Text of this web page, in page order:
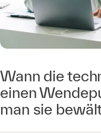
Wann die
einen
man sie